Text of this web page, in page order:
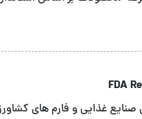
FDA